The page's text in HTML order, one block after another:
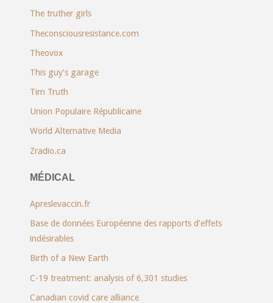
The truther girls
Theconsciousresistance.com
Theovox
This guy’s garage
Tim Truth
Union Populaire Républicaine
World Alternative Media
Zradio.ca
MÉDICAL
Apreslevaccin.fr
Base de données Européenne des rapports d’effets
indésirables
Birth of a New Earth
C-19 treatment: analysis of 6,301 studies
Canadian covid care alliance